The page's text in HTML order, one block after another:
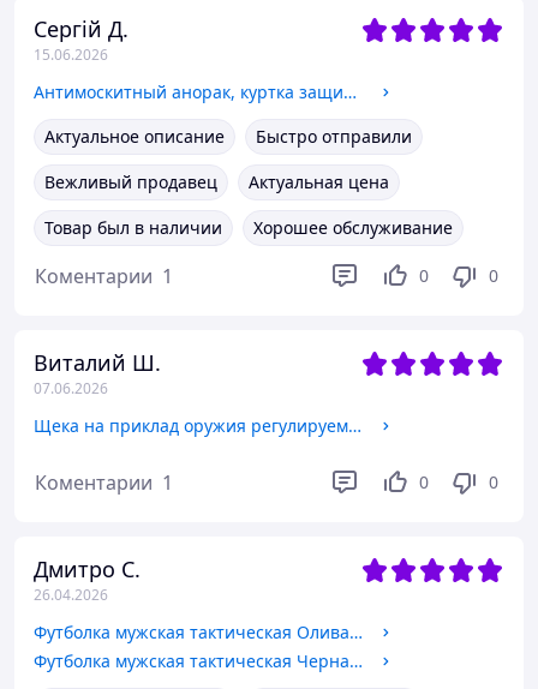
Сергій Д.
15.06.2026
Антимоскитный анорак, куртка защитная от комаров насекомых мошек антимоскитная, одежда для защиты от насекомых
Актуальное описание
Быстро отправили
Вежливый продавец
Актуальная цена
Товар был в наличии
Хорошее обслуживание
Коментарии 1 0 0
Виталий Ш.
07.06.2026
Щека на приклад оружия регулируемая BB1, накладка подщечник на приклад АК, винтовки, ружья Кордура Пиксель
Коментарии 1 0 0
Дмитро С.
26.04.2026
Футболка мужская тактическая Олива Хаки ВСУ трикотаж хлопок с эластаном Размер 48
Футболка мужская тактическая Черная ВСУ трикотаж хлопок с эластаном Размер 48